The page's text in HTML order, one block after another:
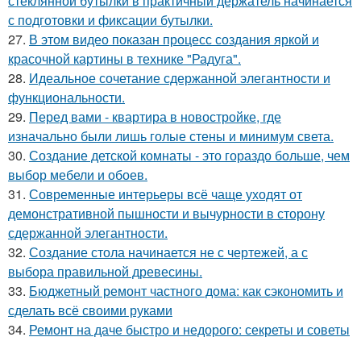
с подготовки и фиксации бутылки.
27. В этом видео показан процесс создания яркой и
красочной картины в технике "Радуга".
28. Идеальное сочетание сдержанной элегантности и
функциональности.
29. Перед вами - квартира в новостройке, где
изначально были лишь голые стены и минимум света.
30. Создание детской комнаты - это гораздо больше, чем
выбор мебели и обоев.
31. Современные интерьеры всё чаще уходят от
демонстративной пышности и вычурности в сторону
сдержанной элегантности.
32. Создание стола начинается не с чертежей, а с
выбора правильной древесины.
33. Бюджетный ремонт частного дома: как сэкономить и
сделать всё своими руками
34. Ремонт на даче быстро и недорого: секреты и советы